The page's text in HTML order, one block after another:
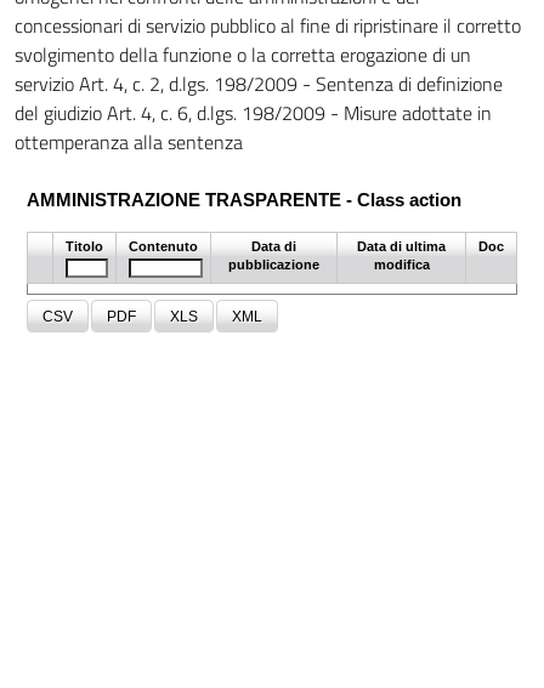
concessionari di servizio pubblico al fine di ripristinare il corretto
svolgimento della funzione o la corretta erogazione di un
servizio Art. 4, c. 2, d.lgs. 198/2009 - Sentenza di definizione
del giudizio Art. 4, c. 6, d.lgs. 198/2009 - Misure adottate in
ottemperanza alla sentenza